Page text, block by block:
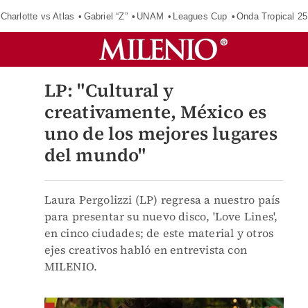
Charlotte vs Atlas Gabriel “Z” UNAM Leagues Cup Onda Tropical 25
LP: "Cultural y
creativamente, México es
uno de los mejores lugares
del mundo"
Laura Pergolizzi (LP) regresa a nuestro país
para presentar su nuevo disco, 'Love Lines',
en cinco ciudades; de este material y otros
ejes creativos habló en entrevista con
MILENIO.